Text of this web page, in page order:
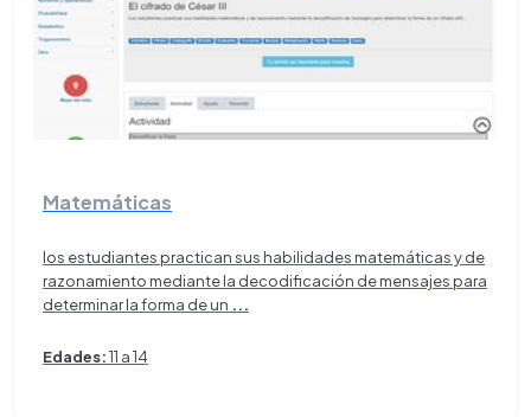
Matemáticas
los estudiantes practican sus habilidades matemáticas y de
razonamiento mediante la decodificación de mensajes para
determinar la forma de un ...
Edades:11 a 14